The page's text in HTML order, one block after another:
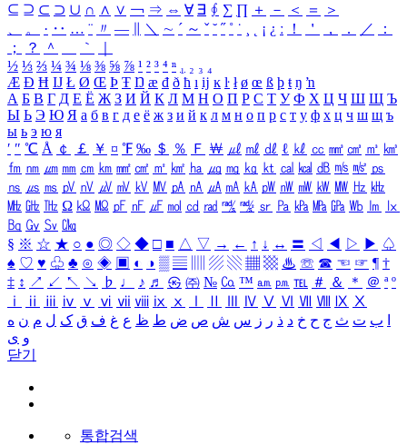
⊆ ⊇ ⊂ ⊃ ∪ ∩ ∧ ∨ ￢ ⇒ ⇔ ∀ ∃ ∮ ∑ ∏ ＋ － ＜ ＝
＞
、
。 · ‥ … ¨ 〃 ― ＼ ∼ ´ ～ ˇ ˘ ˝ ˚ ˙ ¸ ¡ ¿ ː ！ ＇ ， ． ／
：
；
？ ＾ ｀
½ ⅓ ⅔ ¼ ¾ ⅛ ⅜ ⅝ ⅞ ¹ ² ³ ⁴ ⁿ ₁ ₂ ₃ ₄
Æ Ð Ħ Ĳ Ł Ø Œ Þ Ŧ Ŋ æ đ ð ħ ı ĳ ĸ ŀ ł ø œ ß þ ŧ ŋ ŉ
А Б В Г Д Е Ё Ж З И Й К Л М Н О П Р С Т У Ф Х Ц Ч Ш Щ Ъ
Ы Ь Э Ю Я а б в г д е ё ж з и й к л м н о п р с т у ф х ц ч ш щ ъ
ы ь э ю я
′ ″ ℃ Å ￠ ￡ ￥ ¤ ℉ ‰ ＄ ％ Ｆ ￦ ㎕ ㎖ ㎗ ℓ ㎘ ㏄ ㎣ ㎤ ㎥ ㎦
㎙ ㎚ ㎛ ㎜ ㎝ ㎞ ㎟ ㎠ ㎡ ㎢ ㏊ ㎍ ㎎ ㎏ ㏏ ㎈ ㎉ ㏈ ㎧ ㎨ ㎰
㎱ ㎲ ㎳ ㎴ ㎵ ㎶ ㎷ ㎸ ㎹ ㎀ ㎁ ㎂ ㎃ ㎄ ㎺ ㎻ ㎽ ㎾ ㎿ ㎐ ㎑
㎒ ㎓ ㎔ Ω ㏀ ㏁ ㎊ ㎋ ㎌ ㏖ ㏅ ㎭ ㎮ ㎯ ㏛ ㎩ ㎪ ㎫ ㎬ ㏝ ㏐
㏓
㏃ ㏉ ㏜ ㏆
§ ※ ☆ ★ ○ ● ◎ ◇ ◆ □ ■ △ ▽ → ← ↑ ↓ ↔ 〓 ◁ ◀ ▷ ▶ ♤
♠ ♡ ♥ ♧ ♣ ⊙ ◈ ▣ ◐ ◑ ▒ ▤ ▨ ▧ ▦ ▩ ♨ ☏ ☎ ☜ ☞ ¶ †
‡ ↕ ↗ ↙ ↖ ↘ ♭ ♩ ♪ ♬ ㉿ ㈜ № ㏇ ™ ㏂ ㏘ ℡ ＃ ＆ ＊ ＠ ª º
ⅰ
ⅱ ⅲ ⅳ ⅴ ⅵ ⅶ ⅷ ⅸ ⅹ Ⅳ Ⅴ Ⅵ Ⅶ Ⅷ Ⅸ Ⅹ
ب ت ث ج ح خ د ذ ر ز س ش ص ض ط ظ ع غ ف ق ک ل م ن ه
و ی
닫기
통합검색